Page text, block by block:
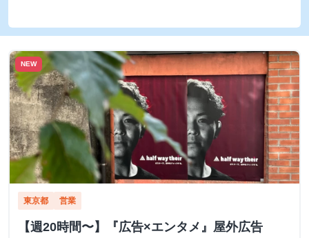
NEW
東京都 営業
【週20時間〜】『広告×エンタメ』屋外広告